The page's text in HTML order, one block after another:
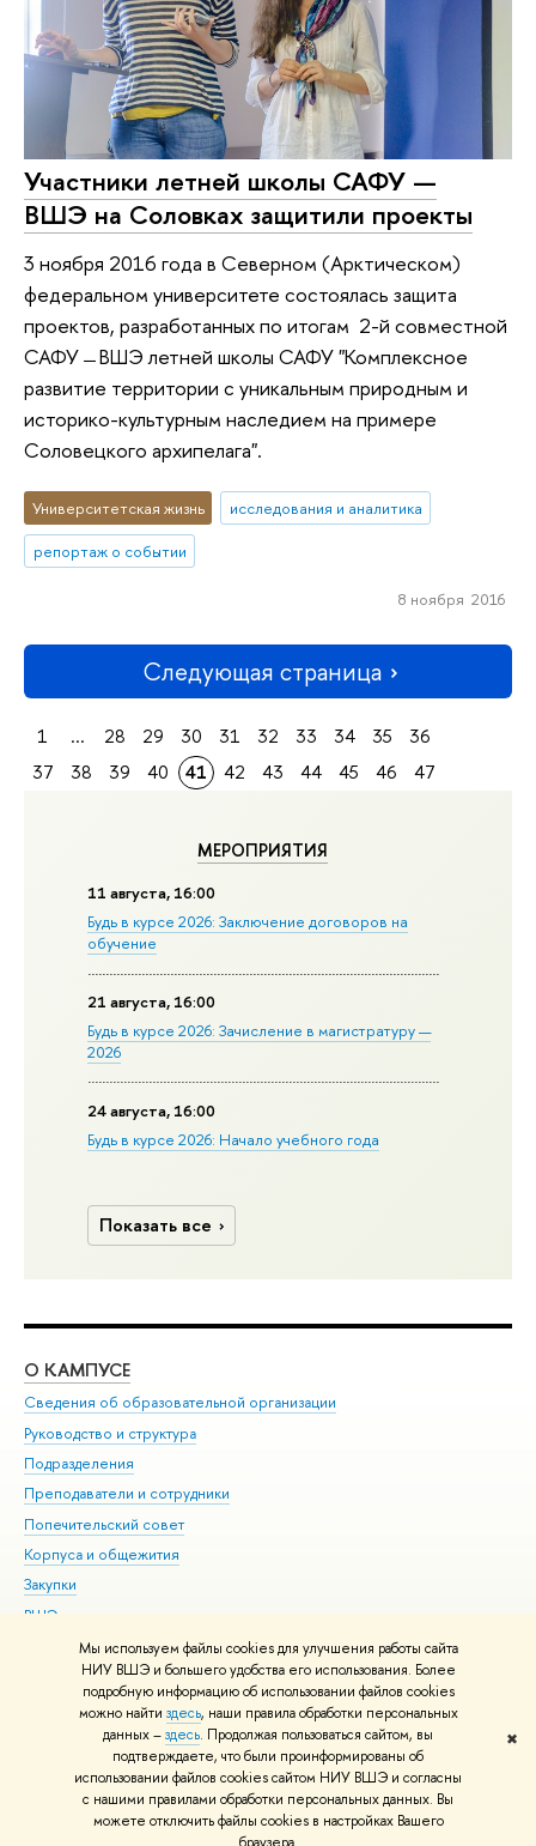
Мы используем файлы cookies для улучшения работы сайта
НИУ ВШЭ и большего удобства его использования. Более
подробную информацию об использовании файлов cookies
можно найти здесь, наши правила обработки персональных
данных –здесь. Продолжая пользоваться сайтом, вы
подтверждаете, что были проинформированы об
использовании файлов cookies сайтом НИУ ВШЭ и согласны
с нашими правилами обработки персональных данных. Вы
можете отключить файлы cookies в настройках Вашего
✖
МЕРОПРИЯТИЯ
11 августа, 16:00
Будь в курсе 2026: Заключение договоров на
обучение
21 августа, 16:00
Будь в курсе 2026: Зачисление в магистратуру —
2026
24 августа, 16:00
Будь в курсе 2026: Начало учебного года
Показать все
Участники летней школы САФУ —
ВШЭ на Соловках защитили проекты
3 ноября 2016 года в Северном (Арктическом)
федеральном университете состоялась защита
проектов, разработанных по итогам 2-й совместной
САФУ ̶ ВШЭ летней школы САФУ "Комплексное
развитие территории с уникальным природным и
историко-культурным наследием на примере
Соловецкого архипелага".
Университетская жизнь
исследования и аналитика
репортаж о событии
8 ноября 2016
Следующая страница
1 ... 28 29 30 31 32 33 34 35
36
37
38 39 40 41 42 43 44 45 46 47
О КАМПУСЕ
Сведения об образовательной организации
Руководство и структура
Подразделения
Преподаватели и сотрудники
Попечительский совет
Корпуса и общежития
Закупки
ВШЭ для студентов с ограниченными возможностями
здоровья и инвалидностью
Версия для слабовидящих
Единая платежная страница
© НИУ ВШЭ 1993–2026 Адреса и контакты Условия использования
материалов Политика конфиденциальности Карта сайта
Шрифты HSE Sans и HSE Slab разработаны вШколе дизайна НИУ ВШЭ